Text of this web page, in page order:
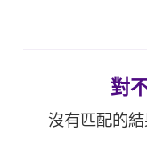
對
沒有匹配的